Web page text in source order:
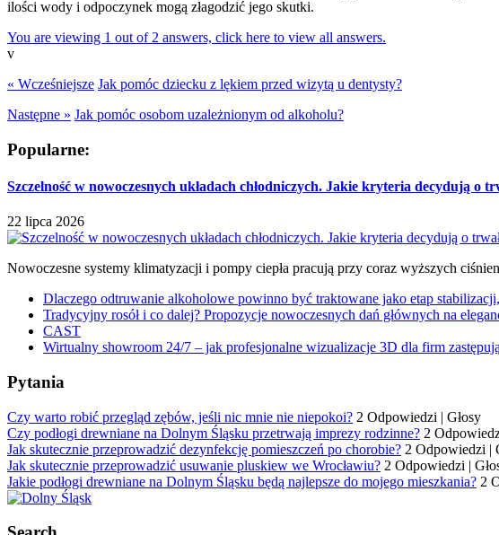
ilości wody i odpoczynek mogą złagodzić jego skutki.
You are viewing 1 out of 2 answers, click here to view all answers.
v
« Wcześniejsze Jak pomóc dziecku z lękiem przed wizytą u dentysty?
Następne » Jak pomóc osobom uzależnionym od alkoholu?
Popularne:
Szczelność w nowoczesnych układach chłodniczych. Jakie kryteria decydują o
22 lipca 2026
Nowoczesne systemy klimatyzacji i pompy ciepła pracują przy coraz wyższych
Dlaczego odtruwanie alkoholowe powinno być traktowane jako etap
Tradycyjny rosół i co dalej? Propozycje nowoczesnych dań głównych na
CAST
Wirtualny showroom 24/7 – jak profesjonalne wizualizacje 3D dla firm
Pytania
Czy warto robić przegląd zębów, jeśli nic mnie nie niepokoi? 2 Odpowiedzi | Głosy
Czy podłogi drewniane na Dolnym Śląsku przetrwają imprezy rodzinne? 2
Jak skutecznie przeprowadzić dezynfekcję pomieszczeń po chorobie? 2 Odpowiedzi |
Jak skutecznie przeprowadzić usuwanie pluskiew we Wrocławiu? 2 Odpowiedzi |
Jakie podłogi drewniane na Dolnym Śląsku będą najlepsze do mojego mieszkania? 2